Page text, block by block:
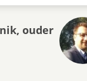
ouder